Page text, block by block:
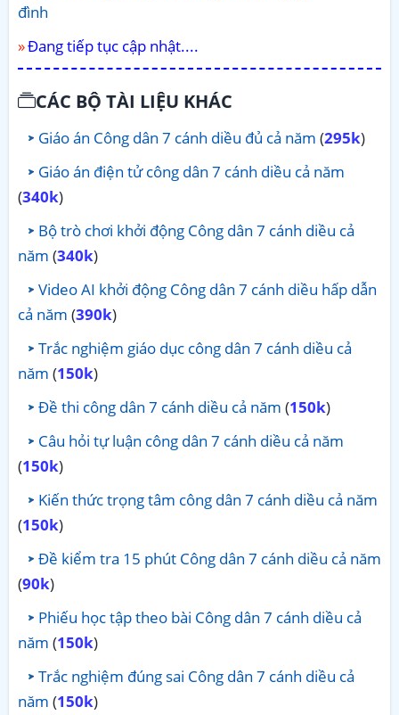
đình
Đang tiếp tục cập nhật....
CÁC BỘ TÀI LIỆU KHÁC
Giáo án Công dân 7 cánh diều đủ cả năm (295k)
Giáo án điện tử công dân 7 cánh diều cả năm
(340k)
Bộ trò chơi khởi động Công dân 7 cánh diều cả
năm (340k)
Video AI khởi động Công dân 7 cánh diều hấp dẫn
cả năm (390k)
Trắc nghiệm giáo dục công dân 7 cánh diều cả
năm (150k)
Đề thi công dân 7 cánh diều cả năm (150k)
Câu hỏi tự luận công dân 7 cánh diều cả năm
(150k)
Kiến thức trọng tâm công dân 7 cánh diều cả năm
(150k)
Đề kiểm tra 15 phút Công dân 7 cánh diều cả năm
(90k)
Phiếu học tập theo bài Công dân 7 cánh diều cả
năm (150k)
Trắc nghiệm đúng sai Công dân 7 cánh diều cả
năm (150k)